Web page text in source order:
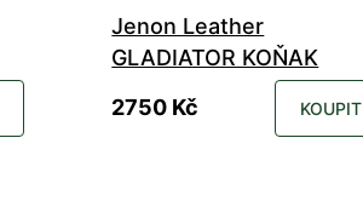
Jenon Leather
GLADIATOR KOŇAK
2750 Kč
KOUPIT